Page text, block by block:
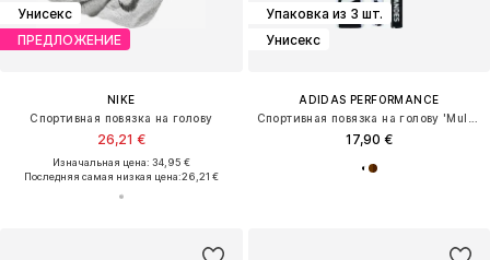
Унисекс
ПРЕДЛОЖЕНИЕ
NIKE
Спортивная повязка на голову
26,21 €
Изначальная цена: 34,95 €
Последняя самая низкая цена:26,21 €
Упаковка из 3 шт.
Унисекс
ADIDAS PERFORMANCE
17,90 €